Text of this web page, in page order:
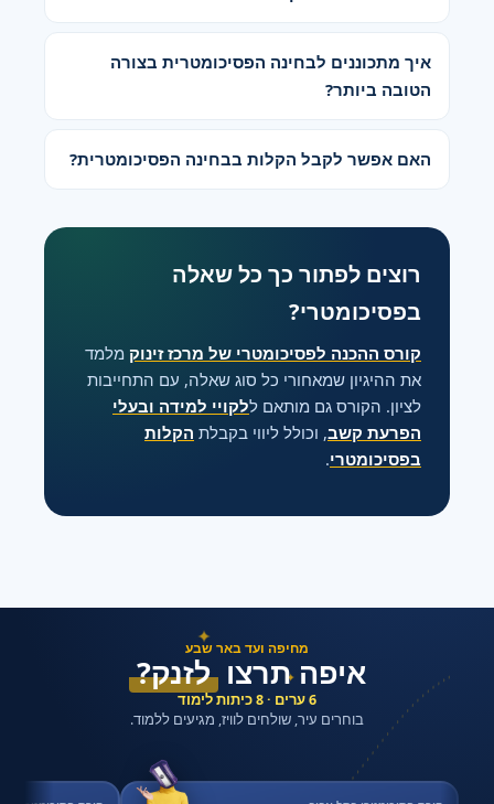
איך מתכוננים לבחינה הפסיכומטרית בצורה
הטובה ביותר?
האם אפשר לקבל הקלות בבחינה הפסיכומטרית?
רוצים לפתור כך כל שאלה
בפסיכומטרי?
קורס ההכנה לפסיכומטרי של מרכז זינוק מלמד
את ההיגיון שמאחורי כל סוג שאלה, עם התחייבות
לציון. הקורס גם מותאם ללקויי למידה ובעלי
הפרעת קשב, וכולל ליווי בקבלת הקלות
בפסיכומטרי.
✦
✦
מחיפה ועד באר שבע
איפה תרצולזנק?
6 ערים · 8 כיתות לימוד
בוחרים עיר, שולחים לוויז, מגיעים ללמוד.